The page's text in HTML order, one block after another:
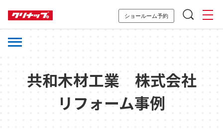
ショールーム予約
共和木材工業 株式会社
リフォーム事例